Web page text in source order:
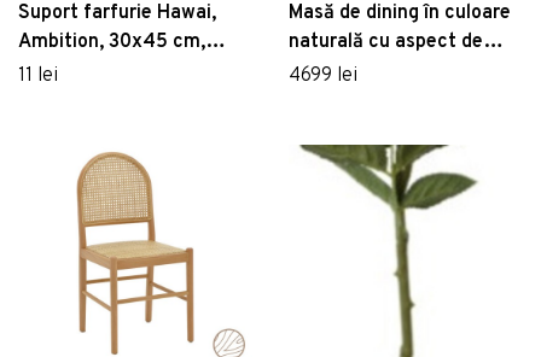
Suport farfurie Hawai,
Ambition, 30x45 cm,
plastic, auriu
11 lei
Masă de dining în culoare
naturală cu aspect de
lemn de stejar 80x160 cm
4699 lei